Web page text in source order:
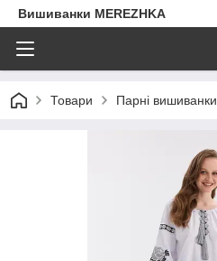
Вишиванки MEREZHKA
Товари Парні вишиванки